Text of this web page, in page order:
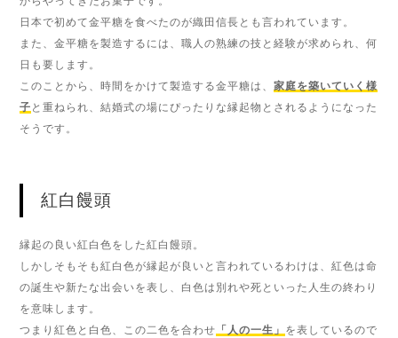
日本で初めて金平糖を食べたのが織田信長とも言われています。
また、金平糖を製造するには、職人の熟練の技と経験が求められ、何
日も要します。
このことから、時間をかけて製造する金平糖は、家庭を築いていく様
子 と重ねられ、結婚式の場にぴったりな縁起物とされるようになった
そうです。
紅白饅頭
縁起の良い紅白色をした紅白饅頭。
しかしそもそも紅白色が縁起が良いと言われているわけは、紅色は命
の誕生や新たな出会いを表し、白色は別れや死といった人生の終わり
を意味します。
つまり紅色と白色、この二色を合わせ 「人の一生」 を表しているので